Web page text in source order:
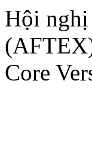
Hội nghị
Core